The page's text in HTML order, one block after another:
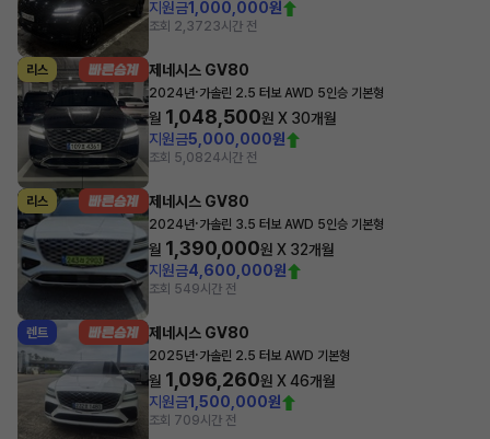
지원금1,000,000원
조회 2,3723시간 전
리스 제네시스 GV80
2024년·가솔린 2.5 터보 AWD 5인승 기본형
월 1,048,500원 X 30개월
지원금5,000,000원
조회 5,0824시간 전
리스 제네시스 GV80
2024년·가솔린 3.5 터보 AWD 5인승 기본형
월 1,390,000원 X 32개월
지원금4,600,000원
조회 549시간 전
렌트 제네시스 GV80
2025년·가솔린 2.5 터보 AWD 기본형
월 1,096,260원 X46개월
지원금1,500,000원
조회 709시간 전